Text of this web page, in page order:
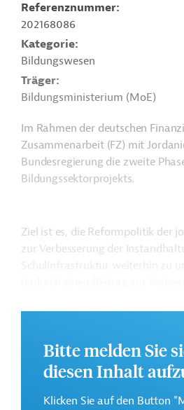
Referenznummer
202168086
Kategorie
Bildungswesen
Träger
Bildungsministerium (MoE)
Im Rahmen der deutschen
Zusammenarbeit (FZ) mit
Bundesregierung die zweite
Bildungssektorprojekts.
Ziel ist es, die Reformpolitik der
zur Verbesserung der
Kontaktadressen
Die
Bitte melden Sie
diesen Inhalt
Klicken Sie auf den Button